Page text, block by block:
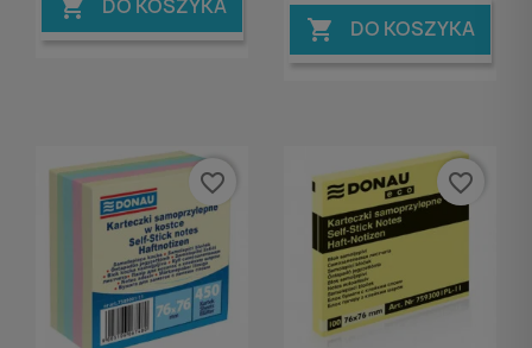
 DO KOSZYKA
 DO KOSZYKA
favorite_border favorite_border